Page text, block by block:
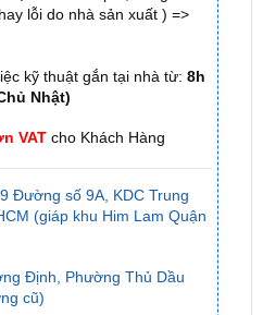
kỹ thuật gắn tại nhà từ:8h
Nhật)
VATcho Khách Hàng
Đường số 9A, KDC Trung
Định, Phường Thủ Dầu
cũ)
Phát, Quận 7, Tp.HCM